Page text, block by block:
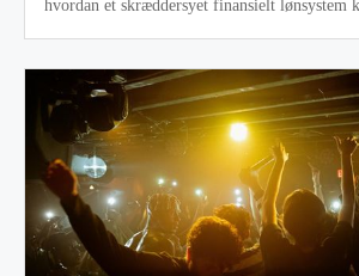
hvordan et skræddersyet finansielt lønsystem kan optimere